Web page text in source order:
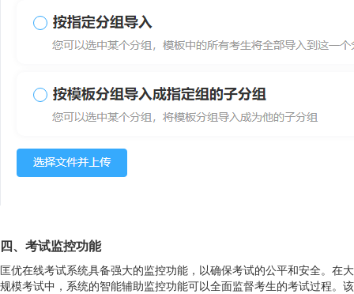
四、考试监控功能
匡优在线考试系统具备强大的监控功能，以确保考试的公平和安全。在大
规模考试中，系统的智能辅助监控功能可以全面监督考生的考试过程。该